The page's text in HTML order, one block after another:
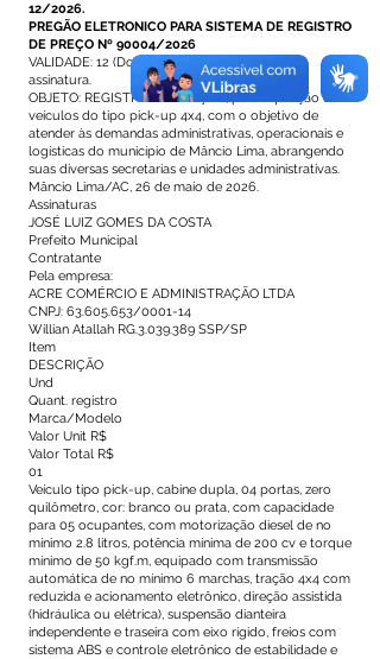
12/2026.
PREGÃO ELETRONICO PARA SISTEMA DE REGISTRO
DE PREÇO Nº 90004/2026
VALIDADE: 12 (Doze meses) a partir da data de
assinatura.
OBJETO: REGISTRO DE PREÇOS, para aquisição de
veículos do tipo pick-up 4x4, com o objetivo de
atender às demandas administrativas, operacionais e
logísticas do município de Mâncio Lima, abrangendo
suas diversas secretarias e unidades administrativas.
Mâncio Lima/AC, 26 de maio de 2026.
Assinaturas
JOSÉ LUIZ GOMES DA COSTA
Prefeito Municipal
Contratante
Pela empresa:
ACRE COMÉRCIO E ADMINISTRAÇÃO LTDA
CNPJ: 63.605.653/0001-14
Willian Atallah RG.3.039.389 SSP/SP
Item
DESCRIÇÃO
Und
Quant. registro
Marca/Modelo
Valor Unit R$
Valor Total R$
01
Veículo tipo pick-up, cabine dupla, 04 portas, zero
quilômetro, cor: branco ou prata, com capacidade
para 05 ocupantes, com motorização diesel de no
mínimo 2.8 litros, potência mínima de 200 cv e torque
mínimo de 50 kgf.m, equipado com transmissão
automática de no mínimo 6 marchas, tração 4x4 com
reduzida e acionamento eletrônico, direção assistida
(hidráulica ou elétrica), suspensão dianteira
independente e traseira com eixo rígido, freios com
sistema ABS e controle eletrônico de estabilidade e